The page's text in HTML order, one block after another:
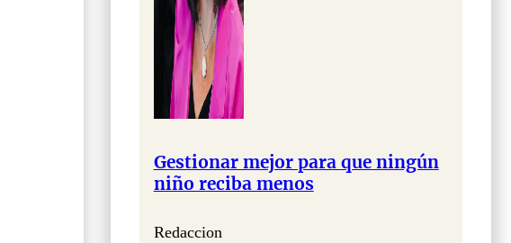
Gestionar mejor para que ningún
niño reciba menos
Redaccion